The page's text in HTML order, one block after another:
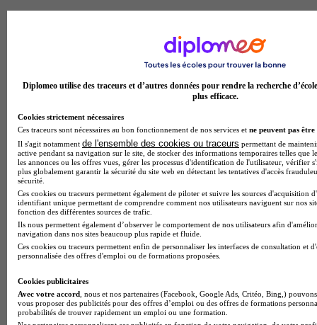
physique et sciences de la Terre, 1re année
La classe preparatoire biologie, chimie, physique et sciences
emmanuel d'alzon - site de nimes offre une formation
scientifique pluridisciplinaire d'excellence. les etudiants y
developpent une solide maitrise des sciences du vivant, de la
chimie organique et minerale, de la physique fondamentale et
de la geologie. le programme privilegie l'approche
experimentale avec de nombreux travaux pratiques, l'analyse
de documents scientifiques et la resolution de problemes
complexes. les competences developpees incluent la rigueur
scientifique, l'esprit d'analyse critique, la capacite de synthese
et l'excellence redactionnelle. cette formation prepare aux
concours des grandes ecoles d'ingenieurs en biologie,
agronomie et geosciences, ainsi qu'aux ecoles veterinaires et
aux ecoles normales superieures. les diplomes s'orientent vers
des carrieres d'ingenieurs agronomes, d'ingenieurs en
veterinaires ou d'enseignants-chercheurs dans les domaines
des sciences de la vie et de la terre.
Temps plein
En présentiel
Diplomeo utilise des traceurs et d’autres données pour rendre la recherche
plus efficace.
Cookies strictement nécessaires
Ces traceurs sont nécessaires au bon fonctionnement de nos services et ne peuvent pas être
Il s'agit notamment de l'ensemble des cookies ou traceurs permettant de
active pendant sa navigation sur le site, de stocker des informations temporaires telles que
les annonces ou les offres vues, gérer les processus d'identification de l'utilisateur, vérifier
plus globalement garantir la sécurité du site web en détectant les tentatives d'accès
sécurité.
Ces cookies ou traceurs permettent également de piloter et suivre les sources d'acquisition
identifiant unique permettant de comprendre comment nos utilisateurs naviguent sur nos
fonction des différentes sources de trafic.
Ils nous permettent également d’observer le comportement de nos utilisateurs afin
navigation dans nos sites beaucoup plus rapide et fluide.
Ces cookies ou traceurs permettent enfin de personnaliser les interfaces de consultation et
personnalisée des offres d'emploi ou de formations proposées.
Cookies publicitaires
Avec votre accord , nous et nos partenaires (Facebook, Google Ads, Critéo, Bing,)
vous proposer des publicités pour des offres d’emploi ou des offres de formations
probabilités de trouver rapidement un emploi ou une formation.